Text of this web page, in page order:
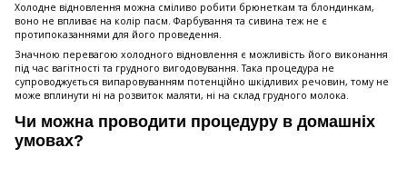
Холодне відновлення можна сміливо робити брюнеткам та блондинкам,
воно не впливає на колір пасм. Фарбування та сивина теж не є
протипоказаннями для його проведення.
Значною перевагою холодного відновлення є можливість його виконання
під час вагітності та грудного вигодовування. Така процедура не
супроводжується випаровуванням потенційно шкідливих речовин, тому не
може вплинути ні на розвиток маляти, ні на склад грудного молока.
Чи можна проводити процедуру в домашніх
умовах?